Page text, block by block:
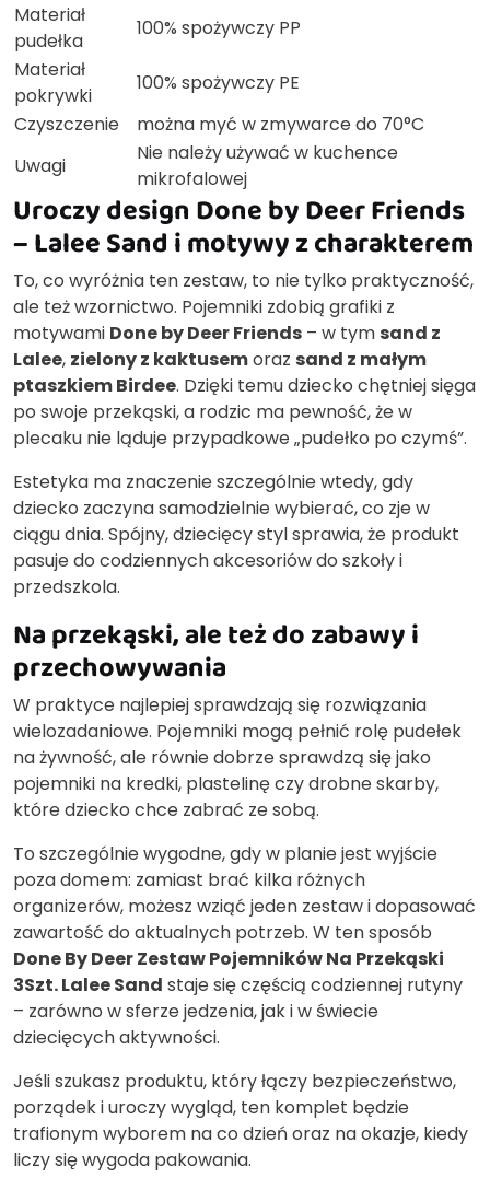
Materiał
pudełka
100% spożywczy PP
Materiał
pokrywki
100% spożywczy PE
Czyszczenie
można myć w zmywarce do 70°C
Uwagi
Nie należy używać w kuchence
mikrofalowej
Uroczy design Done by Deer Friends
– Lalee Sand i motywy z charakterem
To, co wyróżnia ten zestaw, to nie tylko praktyczność,
ale też wzornictwo. Pojemniki zdobią grafiki z
motywami Done by Deer Friends – w tym sand z
Lalee, zielony z kaktusemoraz sand z małym
ptaszkiem Birdee. Dzięki temu dziecko chętniej sięga
po swoje przekąski, a rodzic ma pewność, że w
plecaku nie ląduje przypadkowe „pudełko po czymś”.
Estetyka ma znaczenie szczególnie wtedy, gdy
dziecko zaczyna samodzielnie wybierać, co zje w
ciągu dnia. Spójny, dziecięcy styl sprawia, że produkt
pasuje do codziennych akcesoriów do szkoły i
przedszkola.
Na przekąski, ale też do zabawy i
przechowywania
W praktyce najlepiej sprawdzają się rozwiązania
wielozadaniowe. Pojemniki mogą pełnić rolę pudełek
na żywność, ale równie dobrze sprawdzą się jako
pojemniki na kredki, plastelinę czy drobne skarby,
które dziecko chce zabrać ze sobą.
To szczególnie wygodne, gdy w planie jest wyjście
poza domem: zamiast brać kilka różnych
organizerów, możesz wziąć jeden zestaw i dopasować
zawartość do aktualnych potrzeb. W ten sposób
Done By Deer Zestaw Pojemników Na Przekąski
3Szt. Lalee Sand staje się częścią codziennej rutyny
– zarówno w sferze jedzenia, jak i w świecie
dziecięcych aktywności.
Jeśli szukasz produktu, który łączy bezpieczeństwo,
porządek i uroczy wygląd, ten komplet będzie
trafionym wyborem na co dzień oraz na okazje, kiedy
liczy się wygoda pakowania.